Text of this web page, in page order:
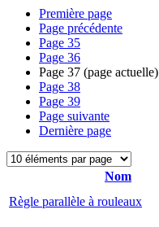
Première page
Page précédente
Page 35
Page 36
Page 37 (page actuelle)
Page 38
Page 39
Page suivante
Dernière page
Nom
Règle parallèle à rouleaux